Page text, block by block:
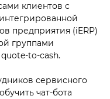
клиентов с
предприятия (iERP)
группами
to-cash.
сервисного
чат-бота